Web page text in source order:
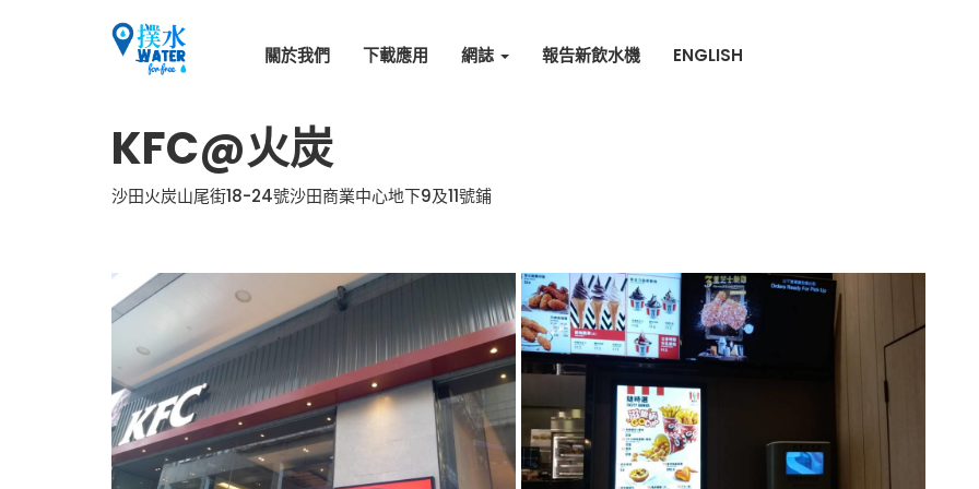
關於我們 下載應用 網誌 報告新飲水機 ENGLISH
KFC@火炭
沙田火炭山尾街18-24號沙田商業中心地下9及11號鋪